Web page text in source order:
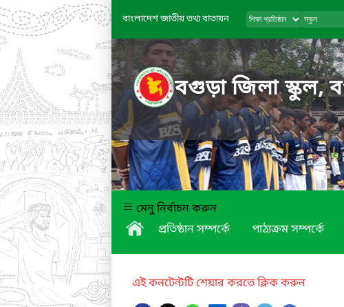
বাংলাদেশ জাতীয় তথ্য বাতায়ন
বগুড়া জিলা স্কুল,
মেনু নির্বাচন করুন
প্রতিষ্ঠান সম্পর্কে
পাঠ্যক্রম সম্পর্কে
এই কনটেন্টটি শেয়ার করতে ক্লিক করুন